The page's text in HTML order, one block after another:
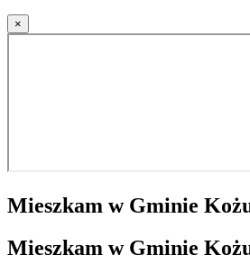
×
Mieszkam w Gminie
Mieszkam w Gminie